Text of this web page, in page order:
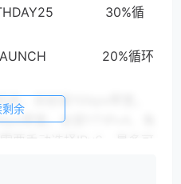
30%循
20%循环
房，目前是1Gbps带宽，
带宽，全部1个IPv4、免
要手动选择IPv6，最多可
剩余